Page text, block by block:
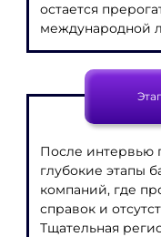
остается
международной
После интервью
глубокие этапы
компаний, где
справок и
Тщательная